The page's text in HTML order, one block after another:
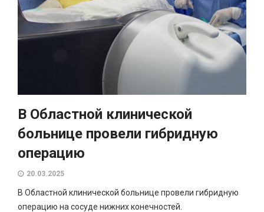
В Областной клинической
больнице провели гибридную
операцию
20.03.2025
В Областной клинической больнице провели гибридную
операцию на сосуде нижних конечностей.